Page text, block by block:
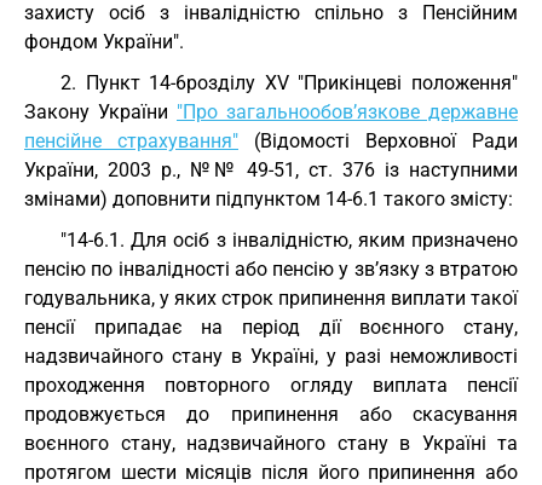
захисту осіб з інвалідністю спільно з Пенсійним
фондом України".
2. Пункт 14-6розділу XV "Прикінцеві положення"
Закону України "Про загальнообов’язкове державне
пенсійне страхування" (Відомості Верховної Ради
України, 2003 р., №№ 49-51, ст. 376 із наступними
змінами) доповнити підпунктом 14-6.1 такого змісту:
"14-6.1. Для осіб з інвалідністю, яким призначено
пенсію по інвалідності або пенсію у зв’язку з втратою
годувальника, у яких строк припинення виплати такої
пенсії припадає на період дії воєнного стану,
надзвичайного стану в Україні, у разі неможливості
проходження повторного огляду виплата пенсії
продовжується до припинення або скасування
воєнного стану, надзвичайного стану в Україні та
протягом шести місяців після його припинення або